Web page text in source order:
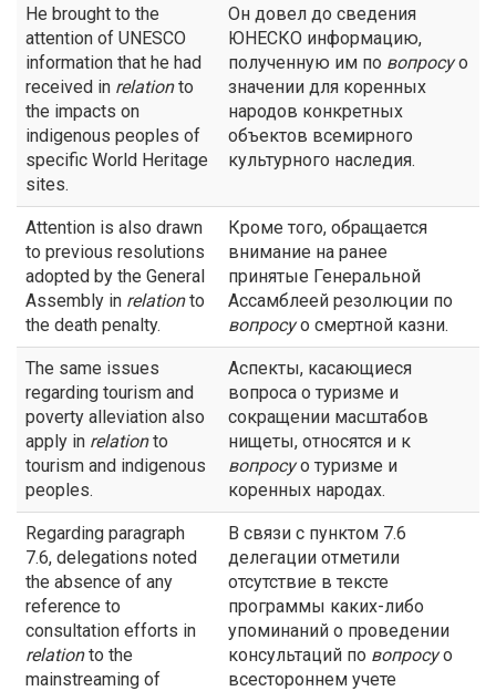
He brought to the
attention of UNESCO
information that he had
received in relationto
the impacts on
indigenous peoples of
specific World Heritage
sites.
Он довел до сведения
ЮНЕСКО информацию,
полученную им по вопросуо
значении для коренных
народов конкретных
объектов всемирного
культурного наследия.
Attention is also drawn
to previous resolutions
adopted by the General
Assembly in relationto
the death penalty.
Кроме того, обращается
внимание на ранее
принятые Генеральной
Ассамблеей резолюции по
вопросуо смертной казни.
The same issues
regarding tourism and
poverty alleviation also
apply in relationto
tourism and indigenous
peoples.
Аспекты, касающиеся
вопроса о туризме и
сокращении масштабов
нищеты, относятся и к
вопросуо туризме и
коренных народах.
Regarding paragraph
7.6, delegations noted
the absence of any
reference to
consultation efforts in
relationto the
mainstreaming of
В связи с пунктом 7.6
делегации отметили
отсутствие в тексте
программы каких-либо
упоминаний о проведении
консультаций по вопросуо
всестороннем учете